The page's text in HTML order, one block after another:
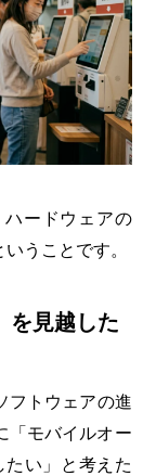
ードウェアの
うことです。
を見越した
フトウェアの進
「モバイルオー
い」と考えた